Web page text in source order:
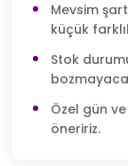
Mevsim
küçük
Stok
Özel gün
öneririz.